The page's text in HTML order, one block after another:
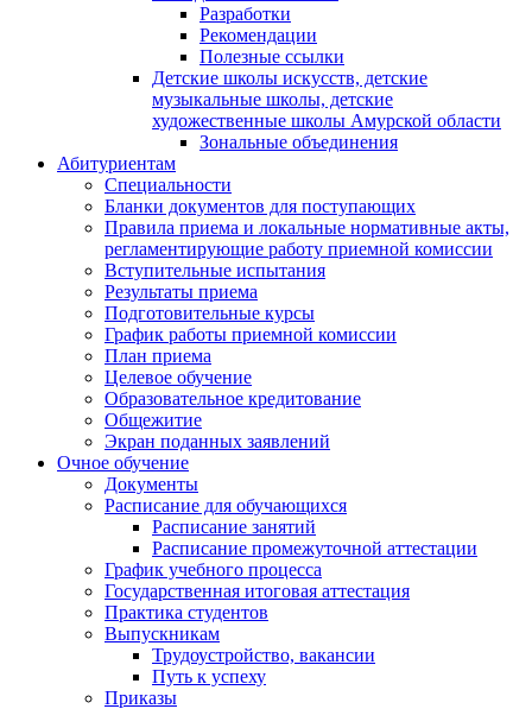
Разработки
Рекомендации
Полезные ссылки
Детские школы искусств, детские
музыкальные школы, детские
художественные школы Амурской области
Зональные объединения
Абитуриентам
Специальности
Бланки документов для поступающих
Правила приема и локальные нормативные акты,
регламентирующие работу приемной комиссии
Вступительные испытания
Результаты приема
Подготовительные курсы
График работы приемной комиссии
План приема
Целевое обучение
Образовательное кредитование
Общежитие
Экран поданных заявлений
Очное обучение
Документы
Расписание для обучающихся
Расписание занятий
Расписание промежуточной аттестации
График учебного процесса
Государственная итоговая аттестация
Практика студентов
Выпускникам
Трудоустройство, вакансии
Путь к успеху
Приказы